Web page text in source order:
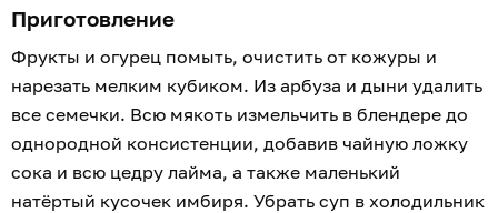
Приготовление
Фрукты и огурец помыть, очистить от кожуры и
нарезать мелким кубиком. Из арбуза и дыни удалить
все семечки. Всю мякоть измельчить в блендере до
однородной консистенции, добавив чайную ложку
сока и всю цедру лайма, а также маленький
натёртый кусочек имбиря. Убрать суп в холодильник